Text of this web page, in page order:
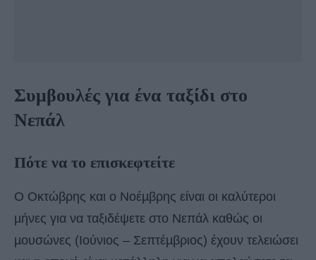
Συμβουλές για ένα ταξίδι στο
Νεπάλ
Πότε να το επισκεφτείτε
O Οκτώβρης και ο Νοέµβρης είναι οι καλύτεροι
µήνες για να ταξιδέψετε στο Νεπάλ καθώς οι
µουσώνες (Ιούνιος – Σεπτέµβριος) έχουν τελειώσει